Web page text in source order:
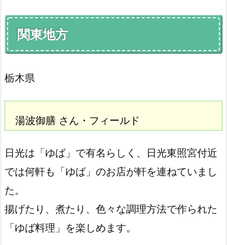
関東地方
栃木県
湯波御膳 さん・フィールド
日光は「ゆば」で有名らしく、日光東照宮付近
では何軒も「ゆば」のお店が軒を連ねていまし
た。
揚げたり、煮たり、色々な調理方法で作られた
「ゆば料理」を楽しめます。